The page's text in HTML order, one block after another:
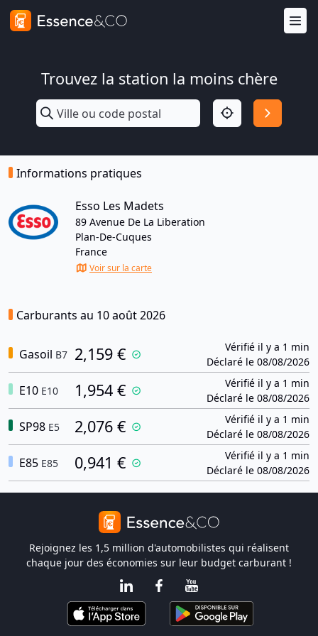
Trouvez la station la moins chère
Informations pratiques
Esso Les Madets
89 Avenue De La Liberation
Plan-De-Cuques
France
Voir sur la carte
Carburants au 10 août 2026
Gasoil B7 2,159 €
Vérifié il y a 1 min
Déclaré le 08/08/2026
E10 E10 1,954 €
Vérifié il y a 1 min
Déclaré le 08/08/2026
SP98 E5 2,076 €
Vérifié il y a 1 min
Déclaré le 08/08/2026
E85 E85 0,941 €
Vérifié il y a 1 min
Déclaré le 08/08/2026
Rejoignez les 1,5 million d'automobilistes qui réalisent
chaque jour des économies sur leur budget carburant !